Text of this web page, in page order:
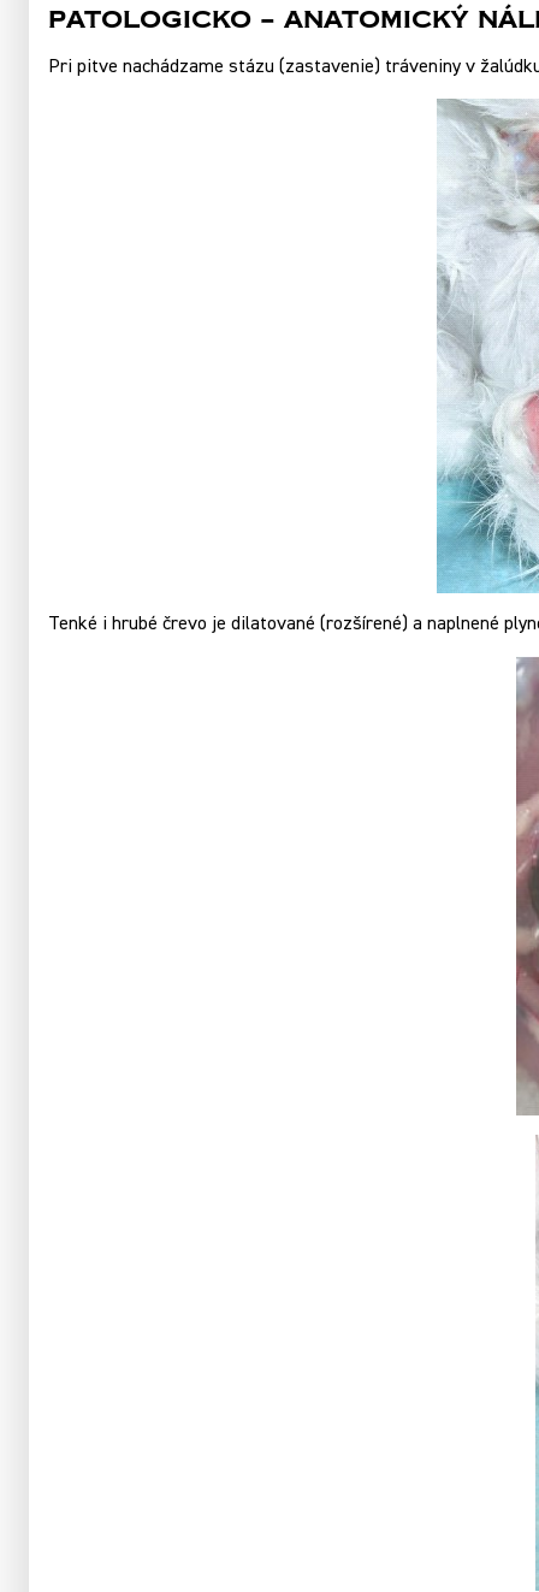
Patologicko – anatomický
Pri pitve nachádzame stázu (zastavenie) tráveniny v
Tenké i hrubé črevo je dilatované (rozšírené) a naplnené